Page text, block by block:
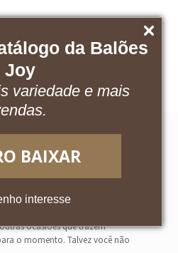
da Balões
Joy
variedade e mais
BAIXAR
interesse
Acesse o App
ocasiões que trazem
o momento. Talvez você não